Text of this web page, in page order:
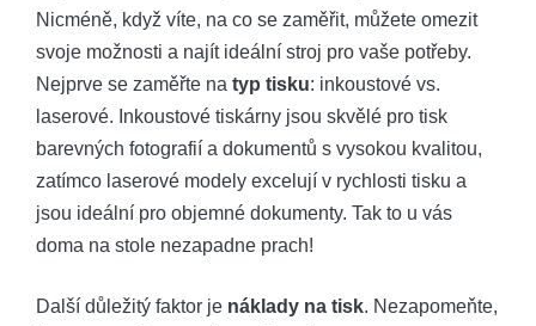
Nicméně, když víte, na co se zaměřit, můžete omezit
svoje možnosti a najít ideální stroj pro vaše potřeby.
Nejprve se zaměřte na typ tisku: inkoustové vs.
laserové. Inkoustové tiskárny jsou skvělé pro tisk
barevných fotografií a dokumentů s vysokou kvalitou,
zatímco laserové modely excelují v rychlosti tisku a
jsou ideální pro objemné dokumenty. Tak to u vás
doma na stole nezapadne prach!
Další důležitý faktor je náklady na tisk. Nezapomeňte,